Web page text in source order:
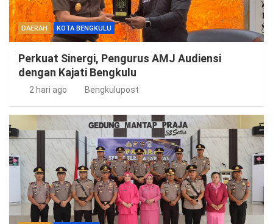
DAERAH KOTA BENGKULU
Perkuat Sinergi, Pengurus AMJ Audiensi
dengan Kajati Bengkulu
2 hari ago Bengkulupost